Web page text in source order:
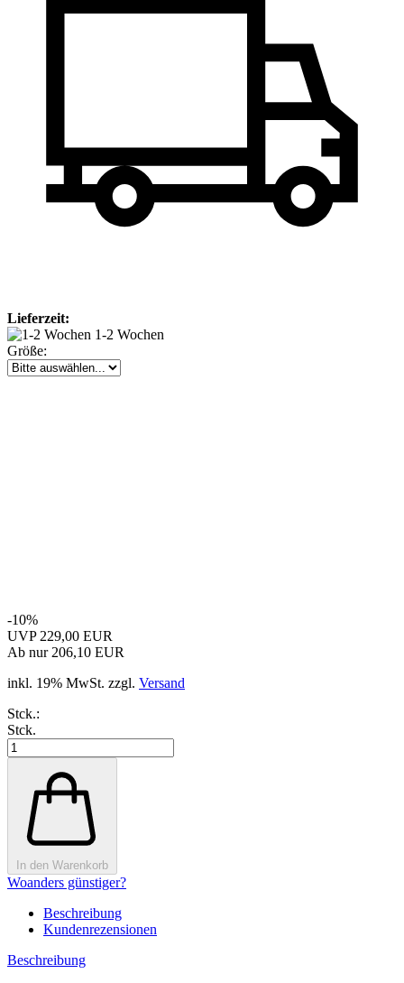
Lieferzeit:
1-2 Wochen
Größe:
-10%
UVP 229,00 EUR
Ab nur 206,10 EUR
inkl. 19% MwSt. zzgl. Versand
Stck.:
Stck.
In den Warenkorb
Woanders günstiger?
Beschreibung
Kundenrezensionen
Beschreibung